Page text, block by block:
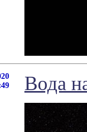
Вода